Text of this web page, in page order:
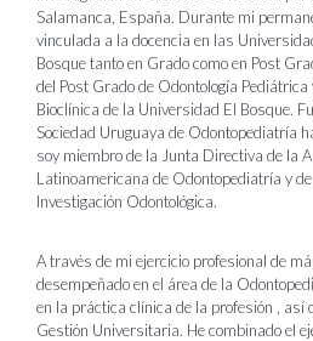
Salamanca, España. Durante mi
vinculada a la docencia en las
Bosque tanto en Grado como en Post
del Post Grado de Odontología
Bioclínica de la Universidad El Bosque.
Sociedad Uruguaya de Odontopediatría
soy miembro de la Junta Directiva de la
Latinoamericana de Odontopediatría y
Investigación Odontológica.
A través de mi ejercicio profesional de
desempeñado en el área de la
en la práctica clínica de la profesión , así
Gestión Universitaria. He combinado el